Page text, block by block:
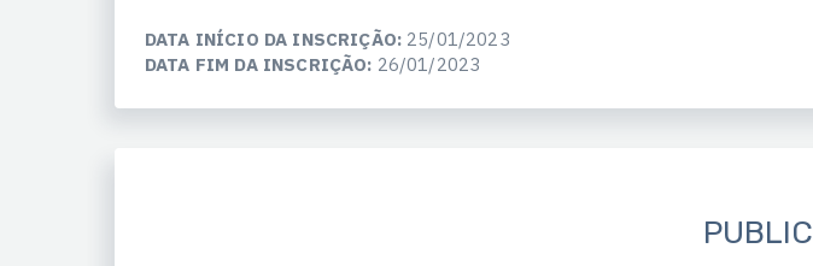
DATA INÍCIO DA INSCRIÇÃO: 25/01/2023
DATA FIM DA INSCRIÇÃO: 26/01/2023